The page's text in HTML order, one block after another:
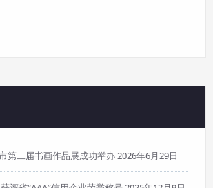
第二届书画作品展成功举办2026年6月29日